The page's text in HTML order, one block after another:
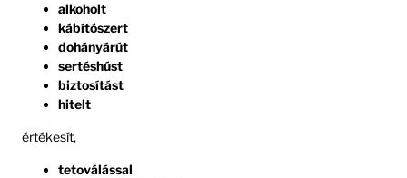
alkoholt
kábítószert
dohányárút
sertéshúst
biztosítást
hitelt
értékesít,
tetoválással